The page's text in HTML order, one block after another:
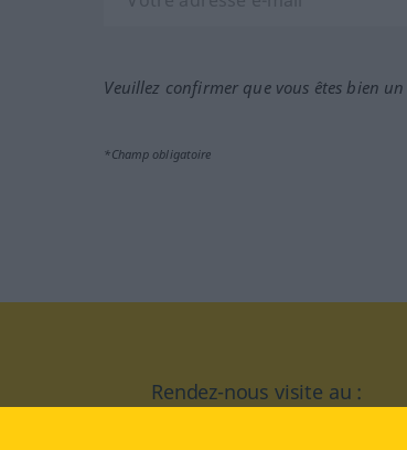
Veuillez confirmer que vous êtes bien
*Champ obligatoire
Rendez-nous visite au :